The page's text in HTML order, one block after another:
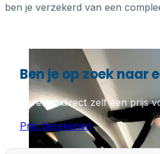
ben je verzekerd van een
Ben je op zoek naar
Bereken direct zelf een prijs
Prijs berekenen